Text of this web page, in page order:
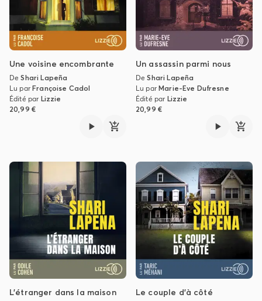
Une voisine encombrante
DeShari Lapeña
Lu parFrançoise Cadol
Édité par Lizzie
20,99 €
Un assassin parmi nous
DeShari Lapeña
Lu parMarie-Eve Dufresne
Édité par Lizzie
20,99 €
L'étranger dans la maison Le couple d'à côté